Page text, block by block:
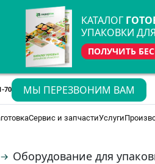
КАТАЛОГ
УПАКОВКИ
ПОЛУЧИТЬ
70 МЫ ПЕРЕЗВОНИМ ВАМ
Сервис и запчастиУслуги
Оборудование для